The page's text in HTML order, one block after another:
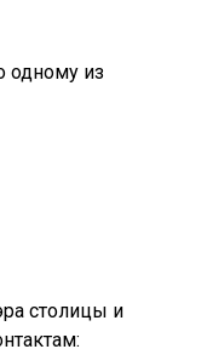
одному из
столицы и